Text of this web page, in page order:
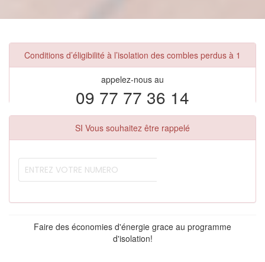
Conditions d’éligibilité à l’isolation des combles perdus à 1
appelez-nous au
09 77 77 36 14
SI Vous souhaitez être rappelé
Faire des économies d'énergie grace au programme
d'isolation!